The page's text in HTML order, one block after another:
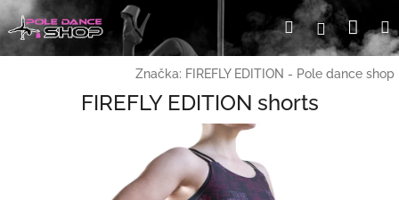
Přejít
na
obsah
HledatPřihlášení
Značka: FIREFLY EDITION - Pole dance shop
FIREFLY EDITION shorts